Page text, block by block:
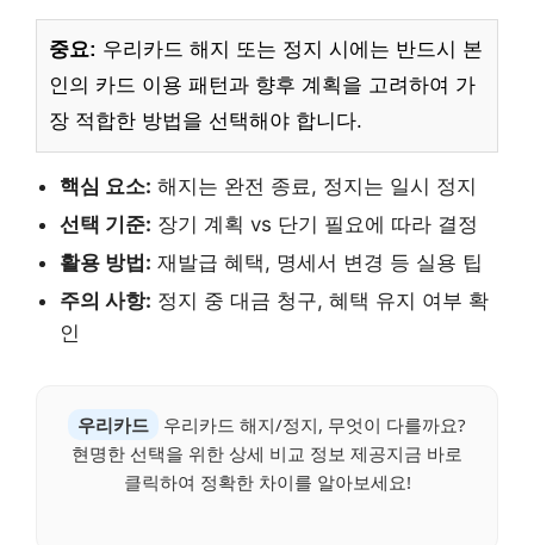
중요: 우리카드 해지 또는 정지 시에는 반드시 본
인의 카드 이용 패턴과 향후 계획을 고려하여 가
장 적합한 방법을 선택해야 합니다.
핵심 요소: 해지는 완전 종료, 정지는 일시 정지
선택 기준: 장기 계획 vs 단기 필요에 따라 결정
활용 방법: 재발급 혜택, 명세서 변경 등 실용 팁
주의 사항: 정지 중 대금 청구, 혜택 유지 여부 확
인
우리카드
우리카드 해지/정지, 무엇이 다를까요?
현명한 선택을 위한 상세 비교 정보 제공지금 바로
클릭하여 정확한 차이를 알아보세요!